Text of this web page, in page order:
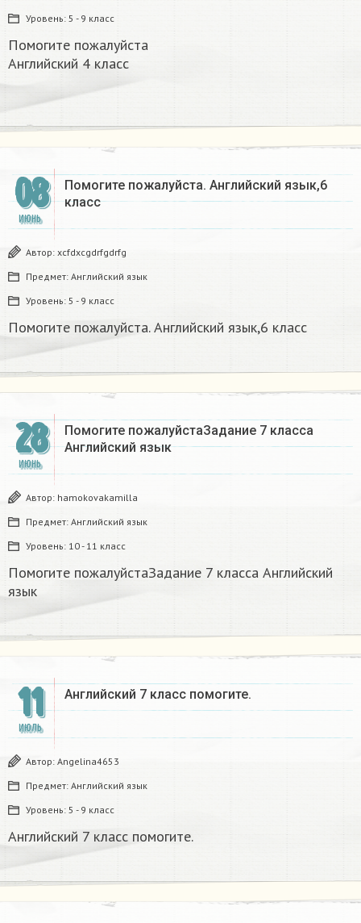
Уровень: 5 - 9 класс
Помогите пожалуйста
Английский 4 класс
08
ИЮНЬ
Помогите пожалуйста. Английский язык,6
класс​
Автор: xcfdxcgdrfgdrfg
Предмет: Английский язык
Уровень: 5 - 9 класс
Помогите пожалуйста. Английский язык,6 класс​
28
ИЮНЬ
Помогите пожалуйстаЗадание 7 класса
Английский язык ​
Автор: hamokovakamilla
Предмет: Английский язык
Уровень: 10 - 11 класс
Помогите пожалуйстаЗадание 7 класса Английский
язык ​
11
ИЮЛЬ
Английский 7 класс помогите.
Автор: Angelina4653
Предмет: Английский язык
Уровень: 5 - 9 класс
Английский 7 класс помогите.